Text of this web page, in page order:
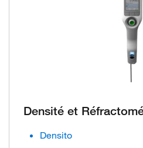
Densité et
Densito